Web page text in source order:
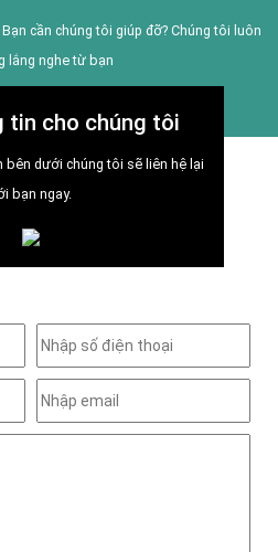
cần chúng tôi giúp đỡ? Chúng tôi luôn
lắng nghe từ bạn
tin cho chúng tôi
bên dưới chúng tôi sẽ liên hệ lại
bạn ngay.